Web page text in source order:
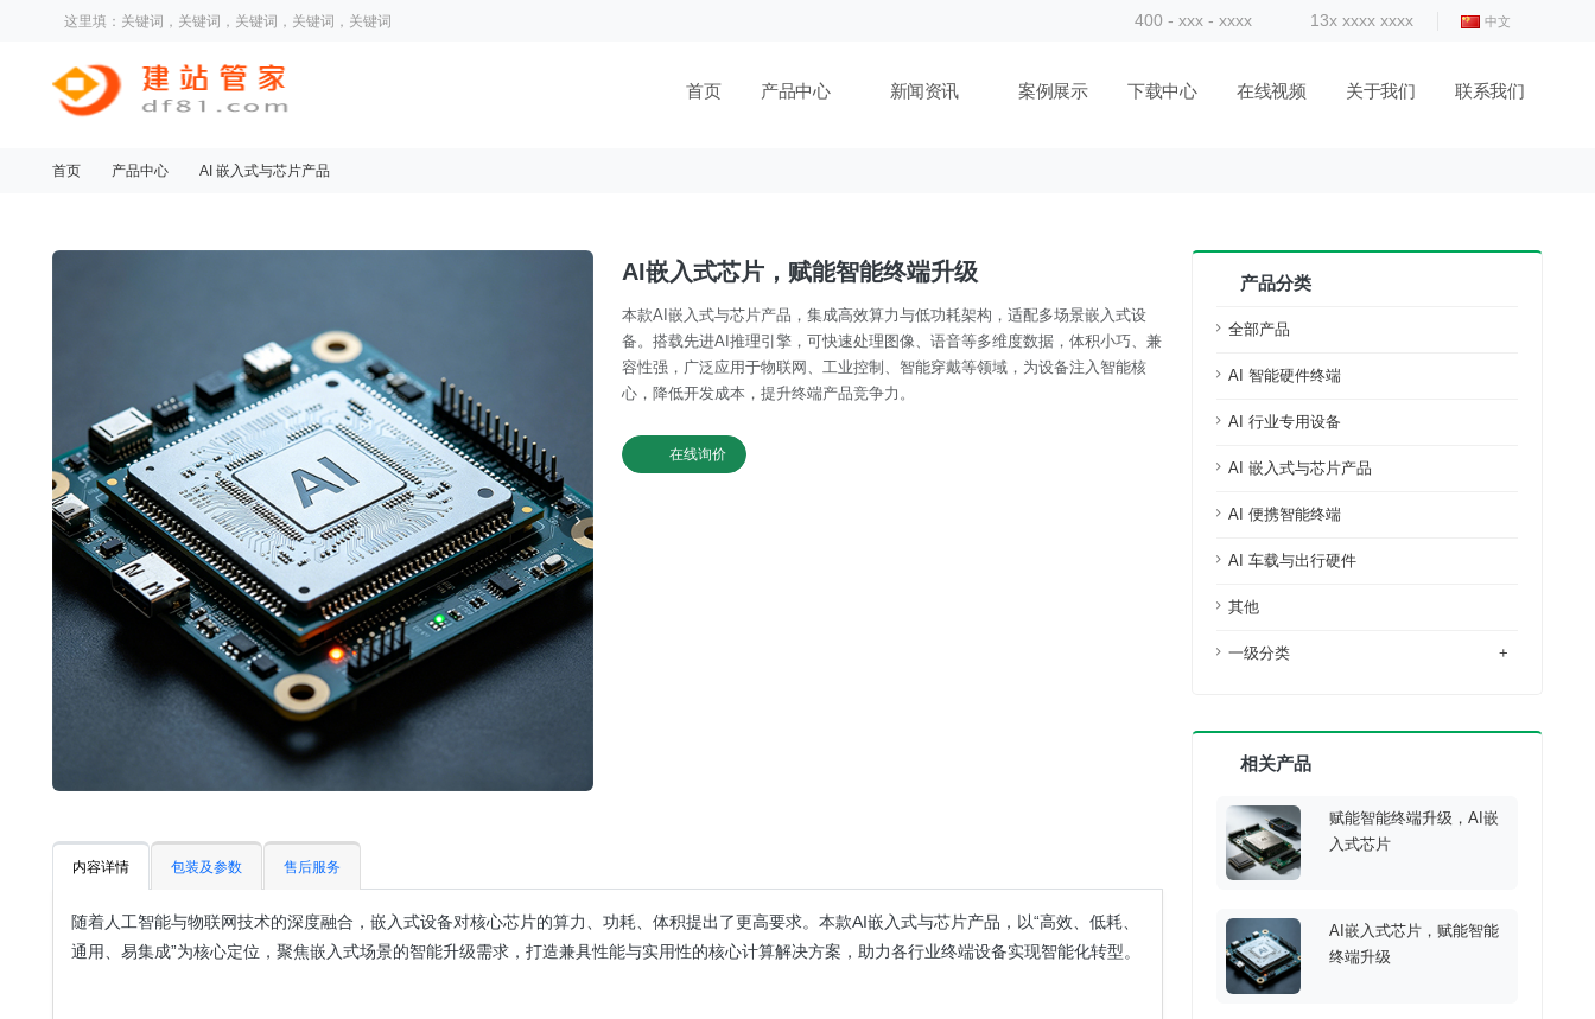
这里填：关键词，关键词，关键词，关键词，关键词 400 - xxx - xxxx 13x xxxx xxxx 中文
首页 产品中心 新闻资讯 案例展示 下载中心 在线视频 关于我们 联系我们
首页 产品中心 AI 嵌入式与芯片产品
AI嵌入式芯片，赋能智能终端升级
本款AI嵌入式与芯片产品，集成高效算力与低功耗架构，适配多场景嵌入式设
备。搭载先进AI推理引擎，可快速处理图像、语音等多维度数据，体积小巧、兼
容性强，广泛应用于物联网、工业控制、智能穿戴等领域，为设备注入智能核
心，降低开发成本，提升终端产品竞争力。
在线询价
内容详情 包装及参数 售后服务
随着人工智能与物联网技术的深度融合，嵌入式设备对核心芯片的算力、功耗、体积提出了更高要求。本款AI嵌入式与芯片产品，以“高效、低耗、
通用、易集成”为核心定位，聚焦嵌入式场景的智能升级需求，打造兼具性能与实用性的核心计算解决方案，助力各行业终端设备实现智能化转型。
产品分类
全部产品
AI 智能硬件终端
AI 行业专用设备
AI 嵌入式与芯片产品
AI 便携智能终端
AI 车载与出行硬件
其他
一级分类 +
相关产品
赋能智能终端升级，AI嵌
入式芯片
AI嵌入式芯片，赋能智能
终端升级